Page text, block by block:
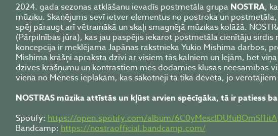
2024. gada sezonas atklāšanu ievadīs postmetāla grupa NOSTRA,
mūziku. Skanējums sevī ietver elementus no postroka un
spēj pāraugt arī vētrainākā un skaļi smagnējā mūzikas kolāžā.
(Pārpilnības jūra), kas jau paspējis iekarot postmetāla cienītāju
koncepcija ir meklējama Japānas rakstnieka Yukio Mishima darbos,
Mishima krāšņi apraksta dzīvi ar visiem tās kalniem un lejām, bet
dzīves krāšņumu un kontrastiem mēs dodamies klusas neesamības
viena no Mēness ieplakām, kas sākotnēji tā tika dēvēta, jo
NOSTRAS mūzika attīstās un kļūst arvien spēcīgāka, tā ir patiess
Spotify:https://open.spotify.com/album/6C0yMescIDUfuBOmSl1itA
Bandcamp:https://nostraofficial.bandcamp.com/